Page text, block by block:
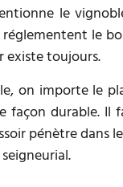
le
le
existe toujours.
on importe le
façon durable.
pénètre dans